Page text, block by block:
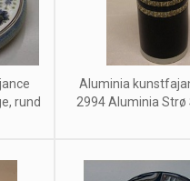
rund
Aluminia
2994 Aluminia Strø